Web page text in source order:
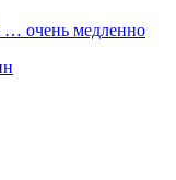
… очень медленно